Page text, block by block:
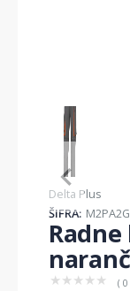
Item
1
of
1
Delta Plus
ŠIFRA:
★ ★ ★ ★ ★ (